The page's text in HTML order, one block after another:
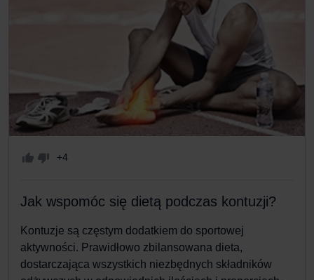
+4
Jak wspomóc się dietą podczas kontuzji?
Kontuzje są częstym dodatkiem do sportowej
aktywności. Prawidłowo zbilansowana dieta,
dostarczająca wszystkich niezbędnych składników